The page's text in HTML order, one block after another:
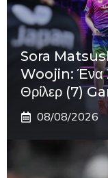
Sora
Woojin: Ένα
Θρίλερ (7)
08/08/2026